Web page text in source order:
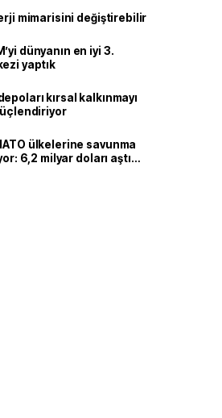
mimarisini değiştirebilir
dünyanın en iyi 3.
yaptık
kırsal kalkınmayı
ülkelerine savunma
6,2 milyar doları aştı